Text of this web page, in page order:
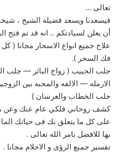
تعالى …
فيسعدنا ويسعد فضيلة الشيخ ،
أن يعلن لسيادتكم .. انه قد تم فتح
علاج جميع انواع الاسحار مجانا (
فك السحر ).
جلب الحبيب ( زواج البائر — جلب
الارمله — الالفه والمحبه بين
جلب الخطاب والعرسان )
كشف روحاني فلكي عام عنك وعن
على كل ما يتعلق بك فى حياتك
بها للافضل بامر الله تعالى .
تفسير جميع الرؤى و الاحلام مجانا .